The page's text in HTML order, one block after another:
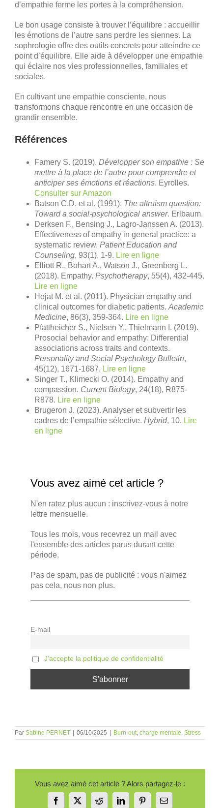
d’empathie ferme les portes à la compréhension.
Le bon usage consiste à trouver l’équilibre : accueillir
les émotions de l’autre sans perdre les siennes. La
sophrologie offre des outils concrets pour atteindre ce
point d’équilibre. Elle aide à développer une empathie
qui éclaire nos vies professionnelles, familiales et
sociales.
En cultivant une empathie consciente, nous
transformons chaque rencontre en une occasion de
grandir ensemble.
Références
Famery S. (2019). Développer son empathie : Se
mettre à la place de l’autre pour comprendre et
anticiper ses émotions et réactions. Eyrolles.
Consulter sur Amazon
Batson C.D. et al. (1991). The altruism question:
Toward a social-psychological answer. Erlbaum.
Derksen F., Bensing J., Lagro-Janssen A. (2013).
Effectiveness of empathy in general practice: a
systematic review. Patient Education and
Counseling, 93(1), 1-9. Lire en ligne
Elliott R., Bohart A., Watson J., Greenberg L.
(2018). Empathy. Psychotherapy, 55(4), 432-445.
Lire en ligne
Hojat M. et al. (2011). Physician empathy and
clinical outcomes for diabetic patients. Academic
Medicine, 86(3), 359-364. Lire en ligne
Pfattheicher S., Nielsen Y., Thielmann I. (2019).
Prosocial behavior and empathy: Differential
associations across traits and contexts.
Personality and Social Psychology Bulletin,
45(12), 1671-1687. Lire en ligne
Singer T., Klimecki O. (2014). Empathy and
compassion. Current Biology, 24(18), R875-
R878. Lire en ligne
Brugeron J. (2023). Analyser et subvertir les
cadres de l’empathie sélective. Hybrid, 10. Lire
en ligne
Vous avez aimé cet article ?
N'en ratez plus aucun : inscrivez-vous à notre
lettre mensuelle.
Tous les mois, vous recevrez un mail avec
l'ensemble des articles parus durant cette
période.
Pas de spam, pas de publicité : vous n'aimez
pas cela, nous non plus.
E-mail
J'accepte la politique de confidentialité
Par Sabine PERNET 06/10/2025 Burn-out, charge mentale, Stress
Vous avez aimé cet article ? Alors partagez-le :
Facebook
X RedditLinkedInPinterestEmail